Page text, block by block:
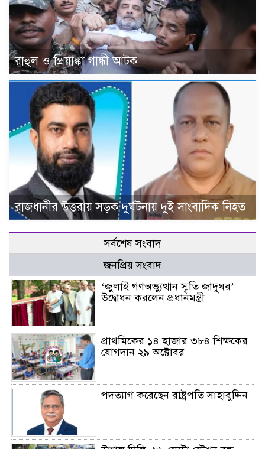
রাহুল ও প্রিয়াঙ্কা গান্ধী আটক
রাজধানীর উত্তরায় সড়ক দুর্ঘটনায় দুই সাংবাদিক নিহত
সর্বশেষ সংবাদ
জনপ্রিয় সংবাদ
‘জুলাই গণঅভ্যুত্থান স্মৃতি জাদুঘর’
উদ্বোধন করলেন প্রধানমন্ত্রী
প্রাথমিকের ১৪ হাজার ৩৮৪ শিক্ষকের
যোগদান ২৯ অক্টোবর
পদত্যাগ করেছেন রাষ্ট্রপতি সাহাবুদ্দিন